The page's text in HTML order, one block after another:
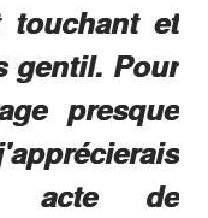
touchant et
gentil. Pour
presque
acte de